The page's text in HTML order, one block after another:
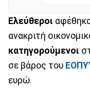
Ελεύθεροι
ανακριτή
κατηγορούμενοι
σε βάρος του
ευρώ.